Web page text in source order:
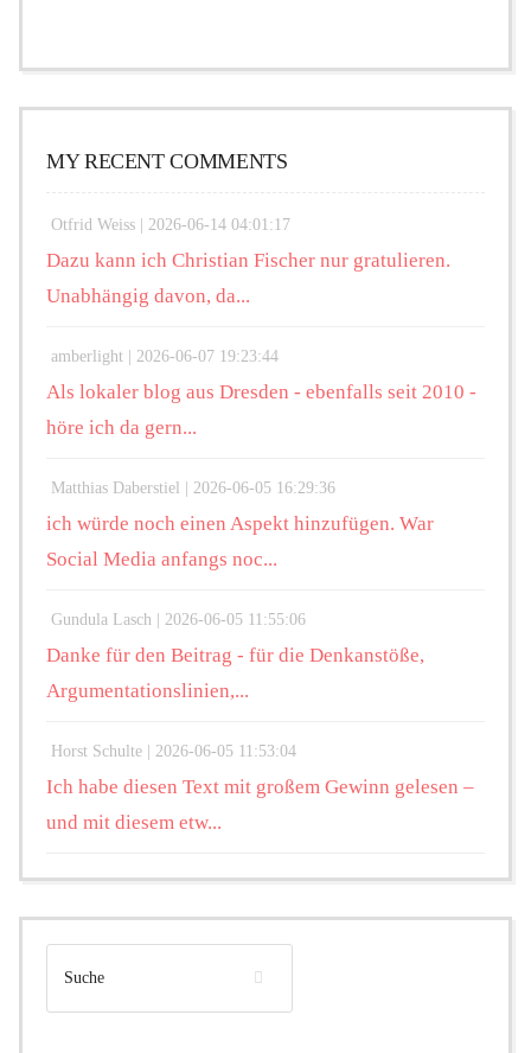
MY RECENT COMMENTS
Otfrid Weiss | 2026-06-14 04:01:17
Dazu kann ich Christian Fischer nur gratulieren.
Unabhängig davon, da...
amberlight | 2026-06-07 19:23:44
Als lokaler blog aus Dresden - ebenfalls seit 2010 -
höre ich da gern...
Matthias Daberstiel | 2026-06-05 16:29:36
ich würde noch einen Aspekt hinzufügen. War
Social Media anfangs noc...
Gundula Lasch | 2026-06-05 11:55:06
Danke für den Beitrag - für die Denkanstöße,
Argumentationslinien,...
Horst Schulte | 2026-06-05 11:53:04
Ich habe diesen Text mit großem Gewinn gelesen –
und mit diesem etw...